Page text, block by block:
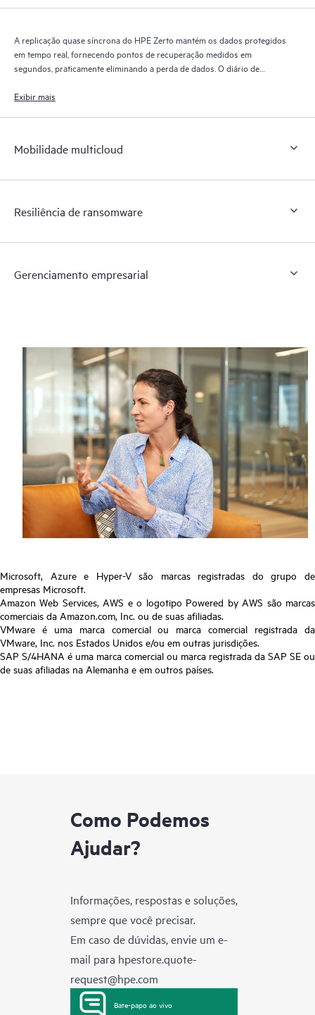
A replicação quase síncrona do HPE Zerto mantém os dados protegidos
em tempo real, fornecendo pontos de recuperação medidos em
segundos, praticamente eliminando a perda de dados. O diário de
por até 30 dias, proporcionando recuperação granular e flexível.
Exibir mais
Mobilidade multicloud
Resiliência de ransomware
Gerenciamento empresarial
Microsoft, Azure e Hyper-V são marcas registradas do grupo de
empresas Microsoft.
Amazon Web Services, AWS e o logotipo Powered by AWS são marcas
comerciais da Amazon.com, Inc. ou de suas afiliadas.
VMware é uma marca comercial ou marca comercial registrada da
VMware, Inc. nos Estados Unidos e/ou em outras jurisdições.
SAP S/4HANA é uma marca comercial ou marca registrada da SAP SE ou
de suas afiliadas na Alemanha e em outros países.
Como Podemos
Ajudar?
Informações, respostas e soluções,
sempre que você precisar.
Em caso de dúvidas, envie um e-
mail para hpestore.quote-
request@hpe.com
Bate-papo ao vivo